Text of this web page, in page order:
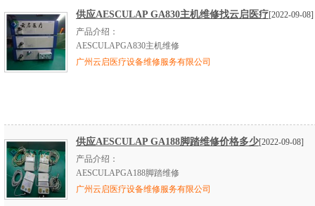
供应AESCULAP GA830主机维修找云启医疗[2022-09-08]
产品介绍：
AESCULAPGA830主机维修
广州云启医疗设备维修服务有限公司
供应AESCULAP GA188脚踏维修价格多少[2022-09-08]
产品介绍：
AESCULAPGA188脚踏维修
广州云启医疗设备维修服务有限公司